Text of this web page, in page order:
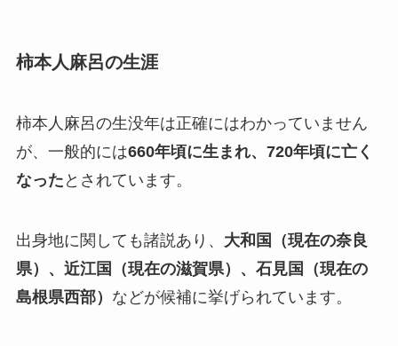
柿本人麻呂の生涯
柿本人麻呂の生没年は正確にはわかっていません
が、一般的には660年頃に生まれ、720年頃に亡く
なった とされています。
出身地に関しても諸説あり、 大和国（現在の奈良
県）、近江国（現在の滋賀県）、石見国（現在の
島根県西部） などが候補に挙げられています。